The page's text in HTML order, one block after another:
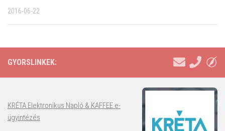
2016-06-22
GYORSLINKEK:
KRÉTA Elektronikus Napló & KAFFEE e-
ügyintézés